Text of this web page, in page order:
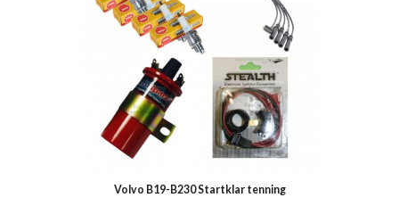
Volvo B19-B230 Startklar tenning